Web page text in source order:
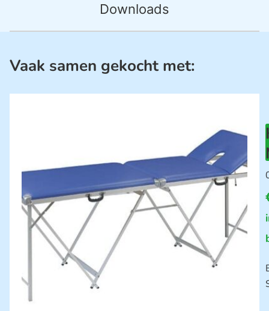
Downloads
Vaak samen gekocht met: